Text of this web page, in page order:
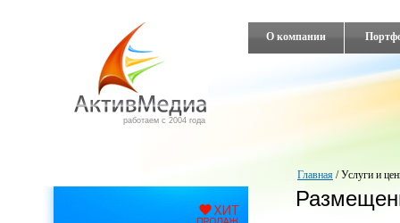
работаем с 2004 года
О компании
Главная /Услуги и